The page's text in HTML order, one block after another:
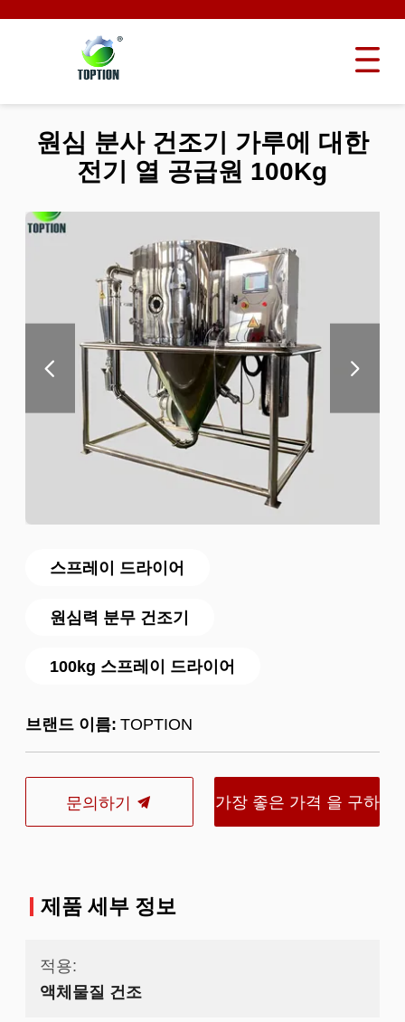
스프레이 드라이어
원심력 분무 건조기
100kg 스프레이 드라이어
브랜드 이름: TOPTION
문의하기 가장 좋은 가격 을 구하
원심 분사 건조기 가루에 대한
전기 열 공급원 100Kg
제품 세부 정보
적용:
액체물질 건조